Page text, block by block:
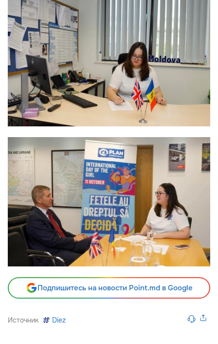
Подпишитесь на новости Point.md в Google
Источник Diez